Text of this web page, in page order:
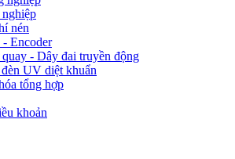
nén
- Encoder
- Dây đai truyền động
UV diệt khuẩn
tổng hợp
khoản